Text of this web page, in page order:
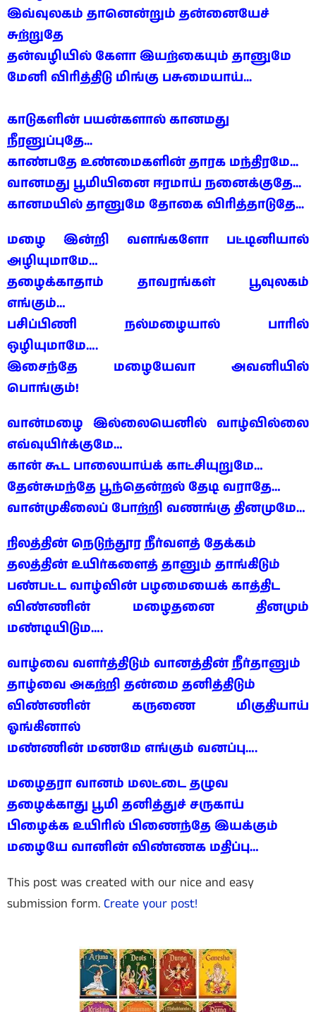
இவ்வுலகம் தானென்றும் தன்னையேச்
சுற்றுதே
தன்வழியில் கேளா இயற்கையும் தானுமே
மேனி விரித்திடு மிங்கு பசுமையாய்...
காடுகளின் பயன்களால் கானமது
நீரனுப்புதே...
காண்பதே உண்மைகளின் தாரக மந்திரமே...
வானமது பூமியினை ஈரமாய் நனைக்குதே...
கானமயில் தானுமே தோகை விரித்தாடுதே...
மழை இன்றி வளங்களோ பட்டினியால்
அழியுமாமே…
தழைக்காதாம் தாவரங்கள் பூவுலகம்
எங்கும்…
பசிப்பிணி நல்மழையால் பாரில்
ஒழியுமாமே….
இசைந்தே மழையேவா அவனியில்
பொங்கும்!
வான்மழை இல்லையெனில் வாழ்வில்லை
எவ்வுயிர்க்குமே…
கான் கூட பாலையாய்க் காட்சியுறுமே…
தேன்சுமந்தே பூந்தென்றல் தேடி வராதே…
வான்முகிலைப் போற்றி வணங்கு தினமுமே…
நிலத்தின் நெடுந்தூர நீர்வளத் தேக்கம்
தலத்தின் உயிர்களைத் தானும் தாங்கிடும்
பண்பட்ட வாழ்வின் பழமையைக் காத்திட
விண்ணின் மழைதனை தினமும்
மண்டியிடும….
வாழ்வை வளர்த்திடும் வானத்தின் நீர்தானும்
தாழ்வை அகற்றி தன்மை தனித்திடும்
விண்ணின் கருணை மிகுதியாய்
ஓங்கினால்
மண்ணின் மணமே எங்கும் வனப்பு….
மழைதரா வானம் மலட்டை தழுவ
தழைக்காது பூமி தனித்துச் சருகாய்
பிழைக்க உயிரில் பிணைந்தே இயக்கும்
மழையே வானின் விண்ணக மதிப்பு…
This post was created with our nice and easy
submission form. Create your post!